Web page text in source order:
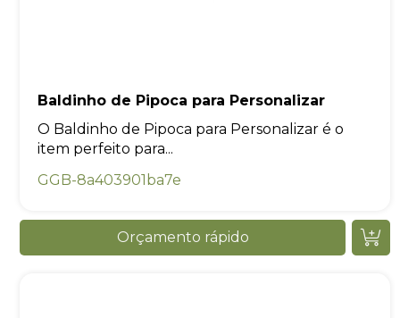
Baldinho de Pipoca para Personalizar
O Baldinho de Pipoca para Personalizar é o
item perfeito para...
GGB-8a403901ba7e
Orçamento rápido